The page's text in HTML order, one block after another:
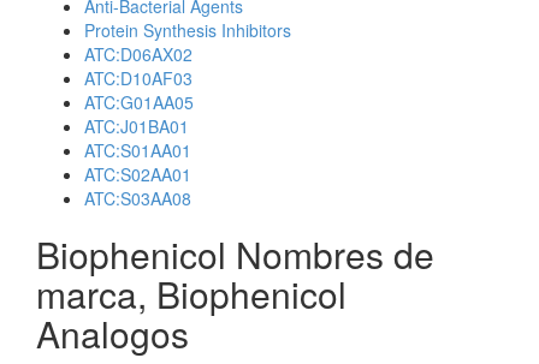
Anti-Bacterial Agents
Protein Synthesis Inhibitors
ATC:D06AX02
ATC:D10AF03
ATC:G01AA05
ATC:J01BA01
ATC:S01AA01
ATC:S02AA01
ATC:S03AA08
Biophenicol Nombres de
marca, Biophenicol
Analogos